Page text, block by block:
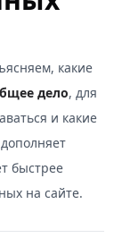
какие
дело, для
и какие
быстрее
на сайте.